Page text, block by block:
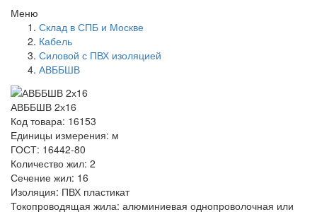
Меню
Склад в СПБ и Москве
Кабель
Силовой с ПВХ изоляцией
АВББШВ
АВББШВ 2х16
Код товара: 16153
Единицы измерения: м
ГОСТ: 16442-80
Количество жил: 2
Сечение жил: 16
Изоляция: ПВХ пластикат
Токопроводящая жила: алюминиевая однопроволочная или